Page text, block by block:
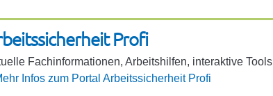
Profi
Fach­in­for­ma­ti­onen, Arbeits­hilfen, inter­ak­tive Tools
Infos zum Portal Arbeits­si­cher­heit Profi